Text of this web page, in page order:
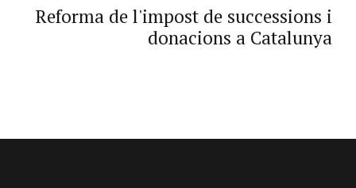
Reforma de l'impost de successions i
donacions a Catalunya